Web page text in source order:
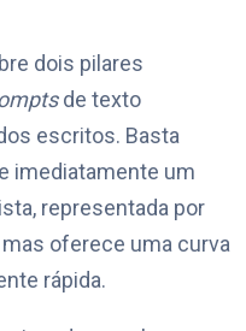
dois pilares
de texto
escritos. Basta
imediatamente um
representada por
oferece uma curva
rápida.